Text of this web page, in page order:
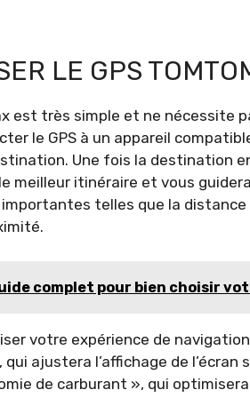
LE GPS
est très simple et ne nécessite
le GPS à un appareil
Une fois la destination
meilleur itinéraire et vous
telles que la
complet pour bien choisir
votre expérience de
ajustera l’affichage de l’écran
de carburant », qui